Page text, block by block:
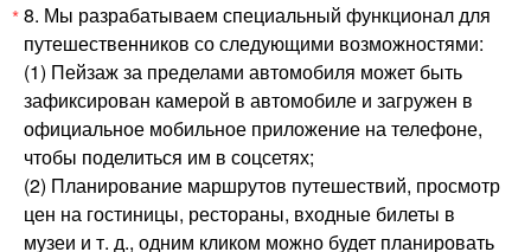
*8. Мы разрабатываем специальный функционал для
путешественников со следующими возможностями:
(1) Пейзаж за пределами автомобиля может быть
зафиксирован камерой в автомобиле и загружен в
официальное мобильное приложение на телефоне,
чтобы поделиться им в соцсетях;
(2) Планирование маршрутов путешествий, просмотр
цен на гостиницы, рестораны, входные билеты в
музеи и т. д., одним кликом можно будет планировать